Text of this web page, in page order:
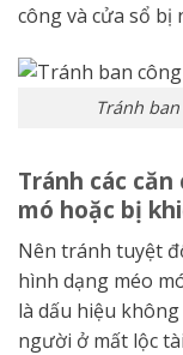
công và cửa sổ bị
Tránh
Tránh các
mó hoặc bị
Nên tránh tuyệt
hình dạng méo
là dấu hiệu
người ở mất lộc